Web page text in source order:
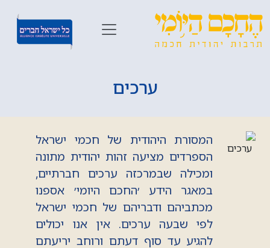
ערכים
המסורת היהודית של חכמי ישראל
הספרדים מציעה זהות יהודית מתונה
ומכילה שבמרכזה ערכים חברתיים,
במאגר הידע ׳החכם היומי׳ אספנו
מכתביהם ודבריהם של חכמי ישראל
לפי שבעה ערכים. אין אנו יכולים
להגיע עד סוף דעתם ורוחב יריעתם